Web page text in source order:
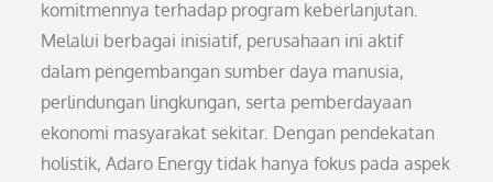
komitmennya terhadap program keberlanjutan.
Melalui berbagai inisiatif, perusahaan ini aktif
dalam pengembangan sumber daya manusia,
perlindungan lingkungan, serta pemberdayaan
ekonomi masyarakat sekitar. Dengan pendekatan
holistik, Adaro Energy tidak hanya fokus pada aspek